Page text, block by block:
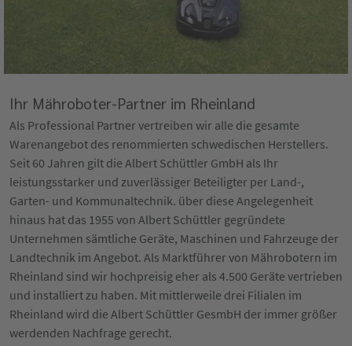
Ihr Mähroboter-Partner im Rheinland
Als Professional Partner vertreiben wir alle die gesamte
Warenangebot des renommierten schwedischen Herstellers.
Seit 60 Jahren gilt die Albert Schüttler GmbH als Ihr
leistungsstarker und zuverlässiger Beteiligter per Land-,
Garten- und Kommunaltechnik. über diese Angelegenheit
hinaus hat das 1955 von Albert Schüttler gegründete
Unternehmen sämtliche Geräte, Maschinen und Fahrzeuge der
Landtechnik im Angebot. Als Marktführer von Mährobotern im
Rheinland sind wir hochpreisig eher als 4.500 Geräte vertrieben
und installiert zu haben. Mit mittlerweile drei Filialen im
Rheinland wird die Albert Schüttler GesmbH der immer größer
werdenden Nachfrage gerecht.